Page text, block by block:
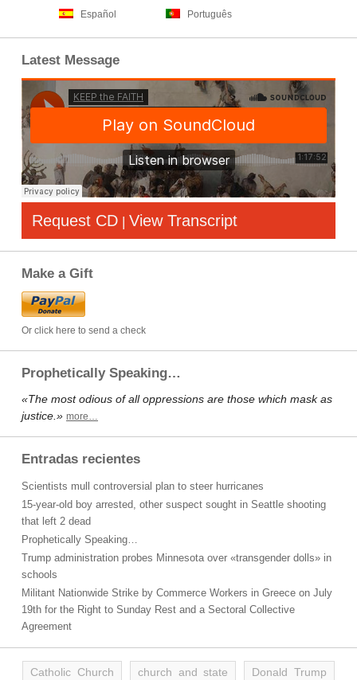
Español Português
Latest Message
Request CD | View Transcript
Make a Gift
Or click here to send a check
Prophetically Speaking…
«The most odious of all oppressions are those which mask as
justice.» more…
Entradas recientes
Scientists mull controversial plan to steer hurricanes
15-year-old boy arrested, other suspect sought in Seattle shooting
that left 2 dead
Prophetically Speaking…
Trump administration probes Minnesota over «transgender dolls» in
schools
Militant Nationwide Strike by Commerce Workers in Greece on July
19th for the Right to Sunday Rest and a Sectoral Collective
Agreement
Catholic Church church and state
Donald Trump